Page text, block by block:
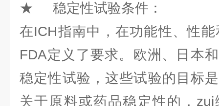
★ 稳定性试验条件：
在ICH指南中，在功能性、性
FDA定义了要求。欧洲、日本
稳定性试验，这些试验的目标
关于原料或药品稳定性的，